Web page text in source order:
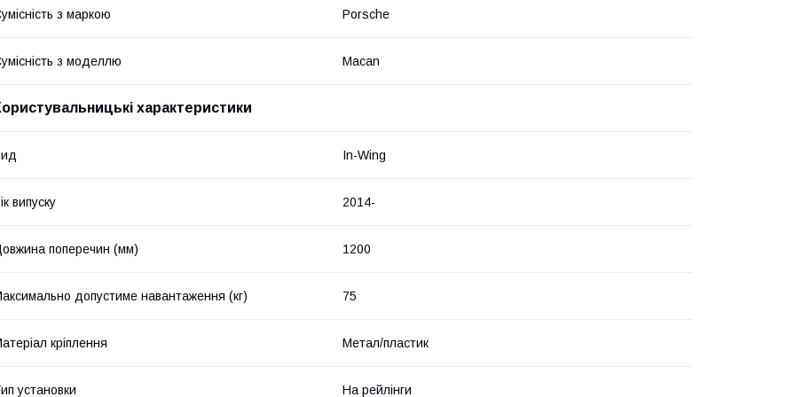
з маркою Porsche
з моделлю Macan
характеристики
In-Wing
випуску 2014-
поперечин (мм) 1200
допустиме навантаження (кг) 75
кріплення Метал/пластик
установки На рейлінги